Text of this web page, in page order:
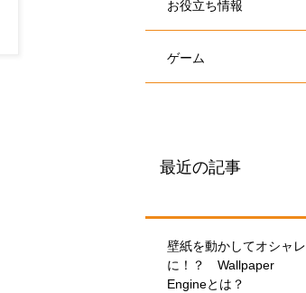
お役立ち情報
ゲーム
最近の記事
壁紙を動かしてオシャレ
に！？ Wallpaper
Engineとは？